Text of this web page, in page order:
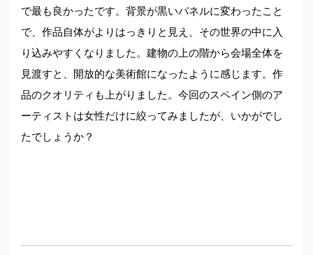
で最も良かったです。背景が黒いパネルに変わったこと
で、作品自体がよりはっきりと見え、その世界の中に入
り込みやすくなりました。建物の上の階から会場全体を
見渡すと、開放的な美術館になったように感じます。作
品のクオリティも上がりました。今回のスペイン側のア
ーティストは女性だけに絞ってみましたが、いかがでし
たでしょうか？